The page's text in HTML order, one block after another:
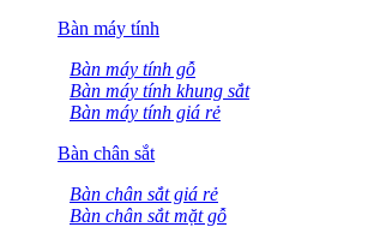
Bàn máy tính
Bàn máy tính gỗ
Bàn máy tính khung sắt
Bàn máy tính giá rẻ
Bàn chân sắt
Bàn chân sắt giá rẻ
Bàn chân sắt mặt gỗ